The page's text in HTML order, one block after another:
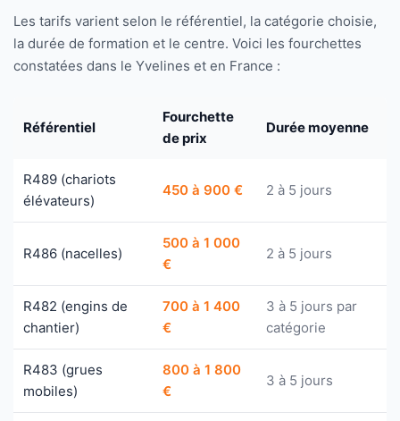
Les tarifs varient selon le référentiel, la catégorie choisie,
la durée de formation et le centre. Voici les fourchettes
constatées dans le Yvelines et en France :
Référentiel
Fourchette
de prix
Durée moyenne
R489 (chariots
élévateurs)
450 à 900 € 2 à 5 jours
R486 (nacelles)
500 à 1 000
€
2 à 5 jours
R482 (engins de
chantier)
700 à 1 400
€
3 à 5 jours par
catégorie
R483 (grues
mobiles)
800 à 1 800
€
3 à 5 jours